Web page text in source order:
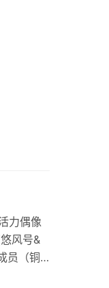
力偶像
风号&
员（铜
」寄